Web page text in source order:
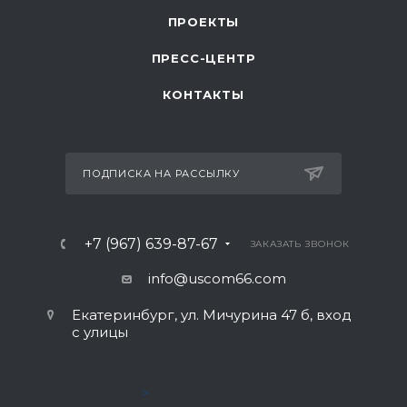
ПРОЕКТЫ
ПРЕСС-ЦЕНТР
КОНТАКТЫ
ПОДПИСКА НА РАССЫЛКУ
+7 (967) 639-87-67 ЗАКАЗАТЬ ЗВОНОК
info@uscom66.com
Екатеринбург, ул. Мичурина 47 б, вход
с улицы
>